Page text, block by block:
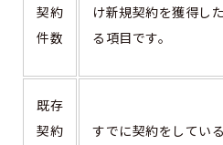
契約
件数
け新規契約を獲得し
る項目です。
既存
契約
すでに契約をしてい